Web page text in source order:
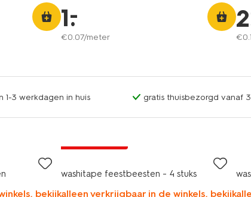
1.
–
€0.07/meter
2
€0.
1-3 werkdagen in huis gratis thuisbezorgd vanaf
bekijk
washitape feestbeesten - 4 stuks
alleen verkrijgbaar in de winkels, bekijk